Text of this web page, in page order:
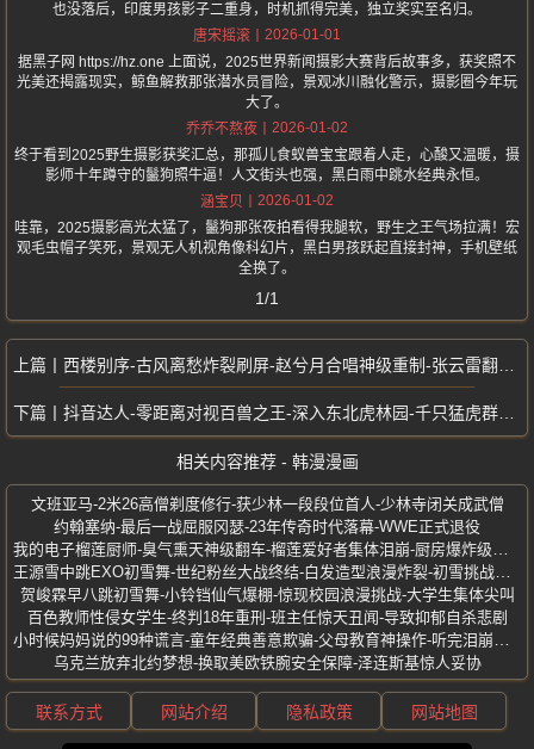
也没落后，印度男孩影子二重身，时机抓得完美，独立奖实至名归。
唐宋摇滚
2026-01-01
据黑子网 https://hz.one 上面说，2025世界新闻摄影大赛背后故事多，获奖照不
光美还揭露现实，鲸鱼解救那张潜水员冒险，景观冰川融化警示，摄影圈今年玩
大了。
乔乔不熬夜
2026-01-02
终于看到2025野生摄影获奖汇总，那孤儿食蚁兽宝宝跟着人走，心酸又温暖，摄
影师十年蹲守的鬣狗照牛逼！人文街头也强，黑白雨中跳水经典永恒。
涵宝贝
2026-01-02
哇靠，2025摄影高光太猛了，鬣狗那张夜拍看得我腿软，野生之王气场拉满！宏
观毛虫帽子笑死，景观无人机视角像科幻片，黑白男孩跃起直接封神，手机壁纸
全换了。
1/1
西楼别序-古风离愁炸裂刷屏-赵兮月合唱神级重制-张云雷翻唱双杀热搜
抖音达人-零距离对视百兽之王-深入东北虎林园-千只猛虎群吼震天
相关内容推荐 - 韩漫漫画
文班亚马-2米26高僧剃度修行-获少林一段段位首人-少林寺闭关成武僧
约翰塞纳-最后一战屈服冈瑟-23年传奇时代落幕-WWE正式退役
贺峻霖早八跳初雪舞-小铃铛仙气爆棚-惊现校园浪漫挑战-大学生集体尖叫
百色教师性侵女学生-终判18年重刑-班主任惊天丑闻-导致抑郁自杀悲剧
乌克兰放弃北约梦想-换取美欧铁腕安全保障-泽连斯基惊人妥协
联系方式 网站介绍 隐私政策 网站地图